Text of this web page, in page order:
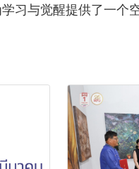
习与觉醒提供了一